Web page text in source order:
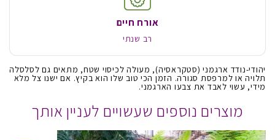
אורח חיים
רב שנתי
יהודי-נודד ארגמני (סטקראסיה), מעולה לכיסוי שטח, מתאים גם לסלסלה
תלויה או למרפסת סגורה. הזמן הכי טוב שלו הוא בקיץ. אם ישנו צל מלא
מידי, עשוי לאבד את צבעו הארגמני.
מוצרים נוספים שעשויים לעניין אותך